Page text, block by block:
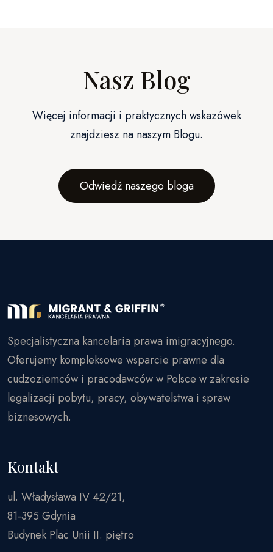
Nasz Blog
Więcej informacji i praktycznych wskazówek
znajdziesz na naszym Blogu.
Odwiedź naszego bloga
Specjalistyczna kancelaria prawa imigracyjnego.
Oferujemy kompleksowe wsparcie prawne dla
cudzoziemców i pracodawców w Polsce w zakresie
legalizacji pobytu, pracy, obywatelstwa i spraw
biznesowych.
Kontakt
ul. Władysława IV 42/21,
81-395 Gdynia
Budynek Plac Unii II. piętro